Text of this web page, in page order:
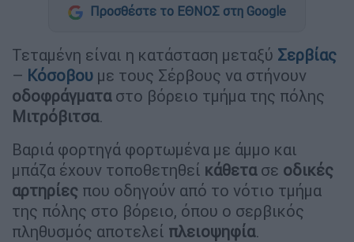
Προσθέστε το ΕΘΝΟΣ στη Google
Τεταμένη είναι η κατάσταση μεταξύ Σερβίας
– Κόσοβου με τους Σέρβους να στήνουν
οδοφράγματαστο βόρειο τμήμα της πόλης
Μιτρόβιτσα.
Βαριά φορτηγά φορτωμένα με άμμο και
μπάζα έχουν τοποθετηθεί κάθετασε οδικές
αρτηρίες που οδηγούν από το νότιο τμήμα
της πόλης στο βόρειο, όπου ο σερβικός
πληθυσμός αποτελεί πλειοψηφία.